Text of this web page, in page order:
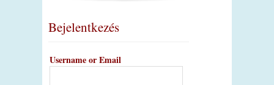
Bejelentkezés
Username or Email